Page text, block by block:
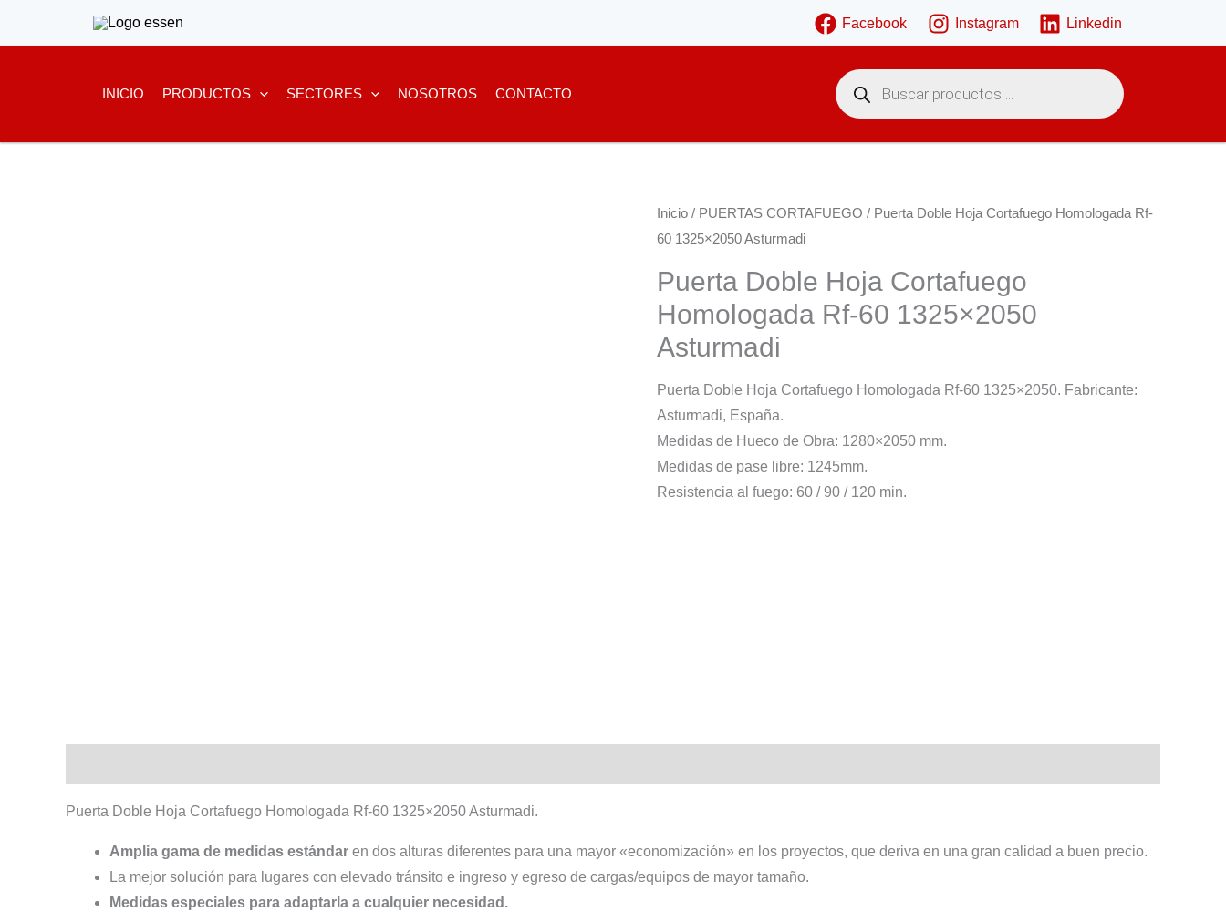
Facebook Instagram Linkedin
INICIO PRODUCTOS SECTORES NOSOTROS CONTACTO
B
ú
s
e
e
p
u
c
t
o
Inicio / PUERTAS CORTAFUEGO / Puerta Doble Hoja Cortafuego Homologada Rf-
60 1325×2050 Asturmadi
Puerta Doble Hoja Cortafuego
Homologada Rf-60 1325×2050
Asturmadi
Puerta Doble Hoja Cortafuego Homologada Rf-60 1325×2050. Fabricante:
Asturmadi, España.
Medidas de Hueco de Obra: 1280×2050 mm.
Medidas de pase libre: 1245mm.
Resistencia al fuego: 60 / 90 / 120 min.
Puerta Doble Hoja Cortafuego Homologada Rf-60 1325×2050 Asturmadi.
Amplia gama de medidas estándar en dos alturas diferentes para una mayor «economización» en los proyectos, que deriva en una gran calidad a buen precio.
La mejor solución para lugares con elevado tránsito e ingreso y egreso de cargas/equipos de mayor tamaño.
Medidas especiales para adaptarla a cualquier necesidad.